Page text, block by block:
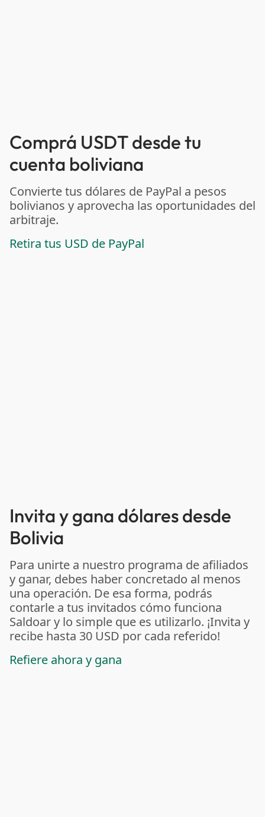
Comprá USDT desde tu
cuenta boliviana
Convierte tus dólares de PayPal a pesos
bolivianos y aprovecha las oportunidades del
arbitraje.
Retira tus USD de PayPal
Invita y gana dólares desde
Bolivia
Para unirte a nuestro programa de afiliados
y ganar, debes haber concretado al menos
una operación. De esa forma, podrás
contarle a tus invitados cómo funciona
Saldoar y lo simple que es utilizarlo. ¡Invita y
recibe hasta 30 USD por cada referido!
Refiere ahora y gana